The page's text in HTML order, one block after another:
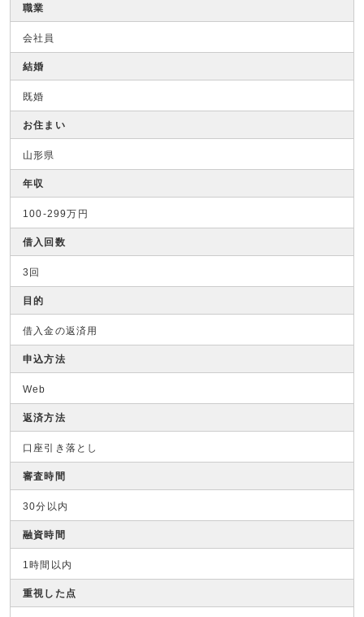
職業
会社員
結婚
既婚
お住まい
山形県
年収
100-299万円
借入回数
3回
目的
借入金の返済用
申込方法
Web
返済方法
口座引き落とし
審査時間
30分以内
融資時間
1時間以内
重視した点